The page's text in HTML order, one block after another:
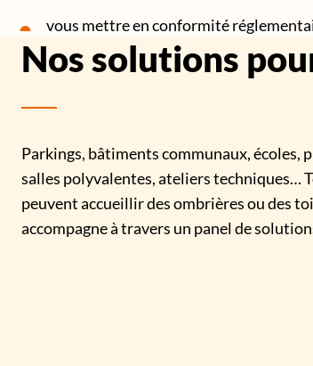
vous mettre en conformité
Nos solutions
Parkings, bâtiments communaux,
salles polyvalentes, ateliers techniques…
peuvent accueillir des ombrières ou des
accompagne à travers un panel de